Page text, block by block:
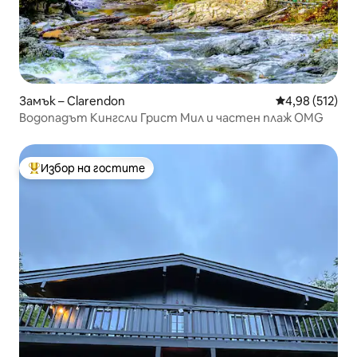
Замък – Clarendon Средна
4,98 (512)
Водопадът Кингсли Грист Мил и частен плаж OMG
Най-популярен избор на гостите
Избор на гостите